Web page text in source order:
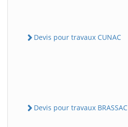
Devis pour travaux CUNAC
Devis pour travaux BRASSAC